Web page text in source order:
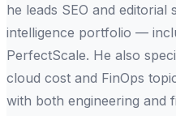
he leads SEO and
intelligence portfolio —
PerfectScale. He also
cloud cost and FinOps
with both engineering and